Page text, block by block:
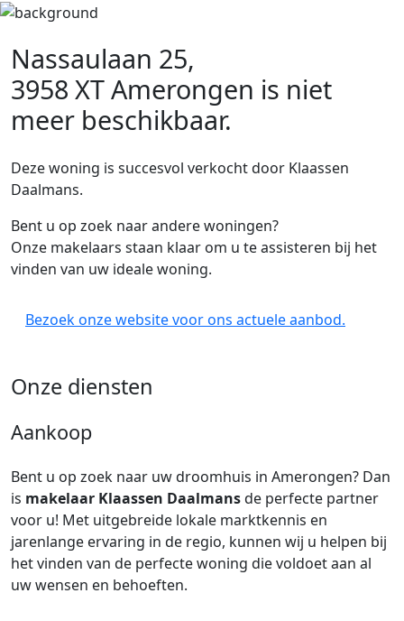
Nassaulaan 25,
3958 XT Amerongen is niet
meer beschikbaar.
Deze woning is succesvol verkocht door Klaassen
Daalmans.
Bent u op zoek naar andere woningen?
Onze makelaars staan klaar om u te assisteren bij het
vinden van uw ideale woning.
Bezoek onze website voor ons actuele aanbod.
Onze diensten
Aankoop
Bent u op zoek naar uw droomhuis in Amerongen? Dan
is makelaar Klaassen Daalmansde perfecte partner
voor u! Met uitgebreide lokale marktkennis en
jarenlange ervaring in de regio, kunnen wij u helpen bij
het vinden van de perfecte woning die voldoet aan al
uw wensen en behoeften.